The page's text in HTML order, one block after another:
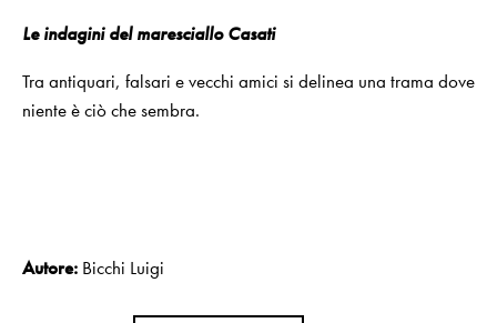
Le indagini del maresciallo Casati
Tra antiquari, falsari e vecchi amici si delinea una trama dove
niente è ciò che sembra.
Autore: Bicchi Luigi